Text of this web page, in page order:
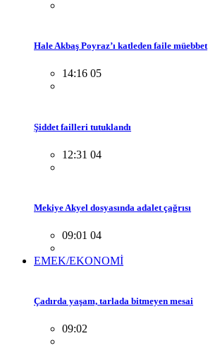
Hale Akbaş Poyraz’ı katleden faile müebbet
14:16 05
Şiddet failleri tutuklandı
12:31 04
Mekiye Akyel dosyasında adalet çağrısı
09:01 04
EMEK/EKONOMİ
Çadırda yaşam, tarlada bitmeyen mesai
09:02